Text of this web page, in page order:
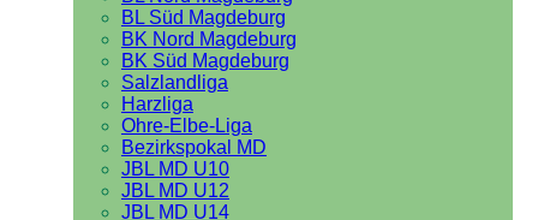
BL Süd Magdeburg
BK Nord Magdeburg
BK Süd Magdeburg
Salzlandliga
Harzliga
Ohre-Elbe-Liga
Bezirkspokal MD
JBL MD U10
JBL MD U12
JBL MD U14